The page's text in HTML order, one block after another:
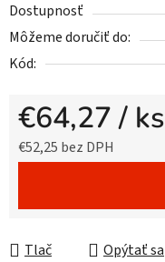
Dostupnosť
Môžeme doručiť do:
Kód:
€64,27/ ks
€52,25 bez DPH
Tlač Opýtať sa